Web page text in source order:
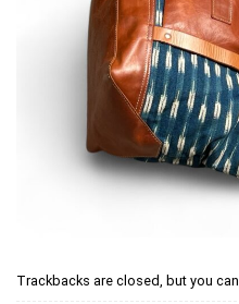
Trackbacks are closed, but you can